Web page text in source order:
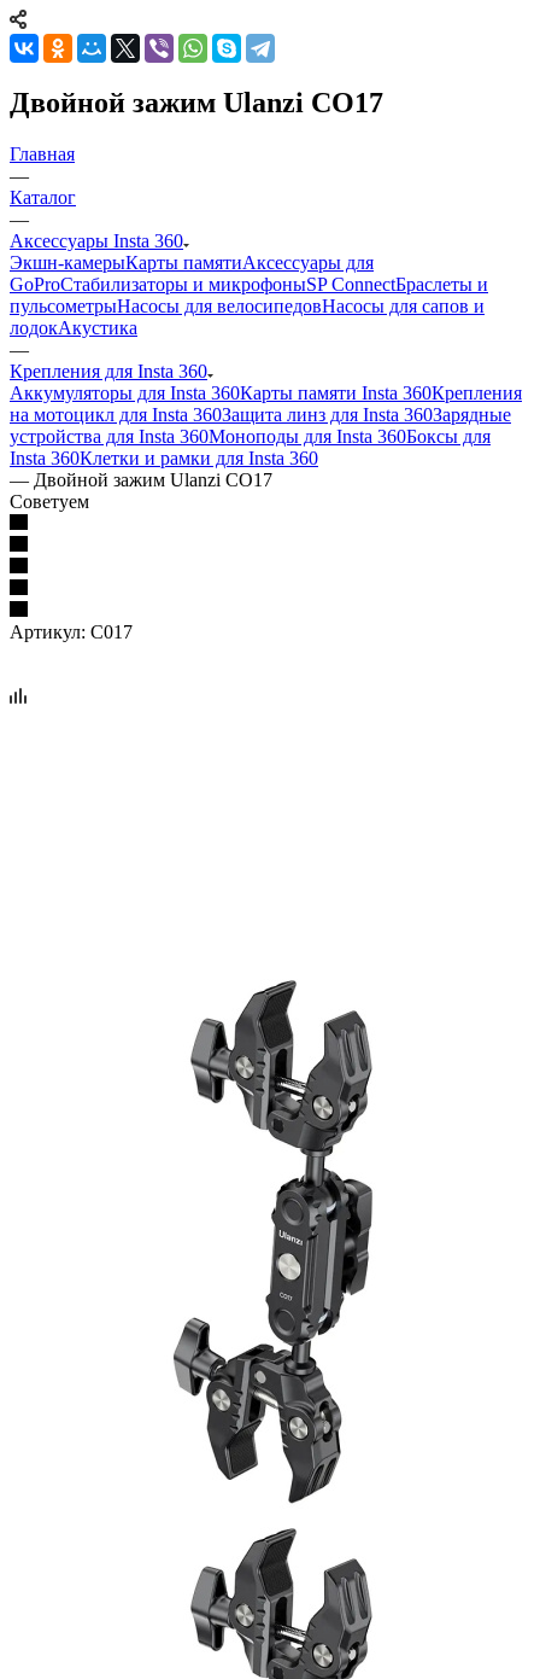
Двойной зажим Ulanzi CO17
Главная
—
Каталог
—
Аксессуары Insta 360
Экшн-камерыКарты памятиАксессуары для
GoProСтабилизаторы и микрофоныSP ConnectБраслеты и
пульсометрыНасосы для велосипедовНасосы для сапов и
лодокАкустика
—
Крепления для Insta 360
Аккумуляторы для Insta 360Карты памяти Insta 360Крепления
на мотоцикл для Insta 360Защита линз для Insta 360Зарядные
устройства для Insta 360Моноподы для Insta 360Боксы для
Insta 360Клетки и рамки для Insta 360
— Двойной зажим Ulanzi CO17
Советуем
Артикул: C017